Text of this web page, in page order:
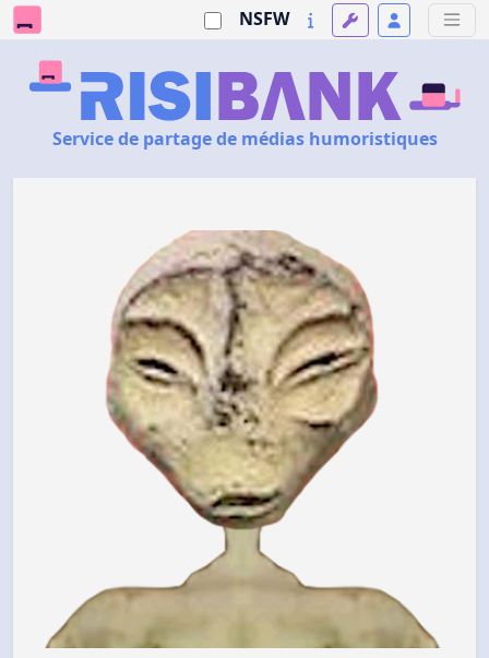
NSFW
Service de partage de médias humoristiques